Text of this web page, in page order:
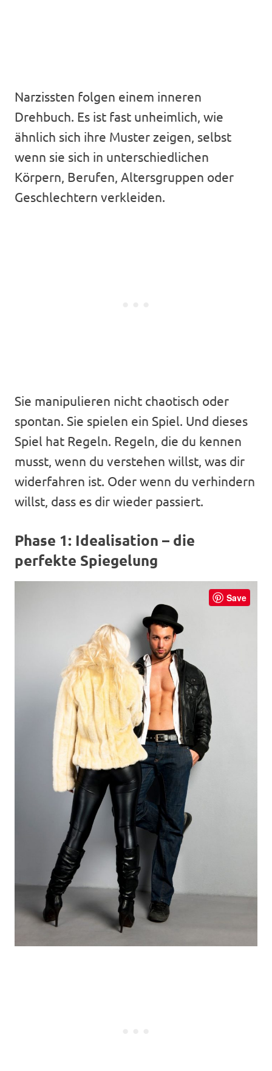
Narzissten folgen einem inneren
Drehbuch. Es ist fast unheimlich, wie
ähnlich sich ihre Muster zeigen, selbst
wenn sie sich in unterschiedlichen
Körpern, Berufen, Altersgruppen oder
Geschlechtern verkleiden.
Sie manipulieren nicht chaotisch oder
spontan. Sie spielen ein Spiel. Und dieses
Spiel hat Regeln. Regeln, die du kennen
musst, wenn du verstehen willst, was dir
widerfahren ist. Oder wenn du verhindern
willst, dass es dir wieder passiert.
Phase 1: Idealisation – die
perfekte Spiegelung
Save